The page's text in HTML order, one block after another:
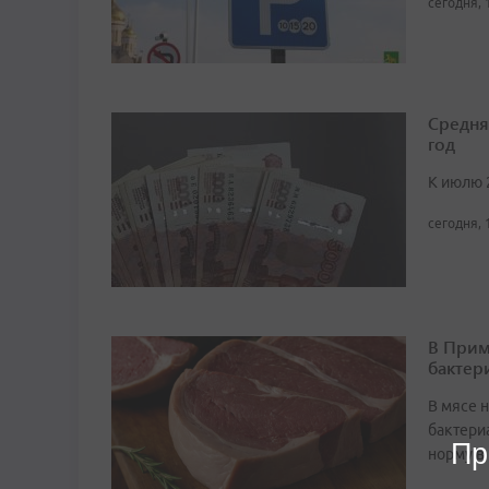
сегодня,
год
К июлю
сегодня,
В
В мясе
норму в